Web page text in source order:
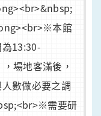
本館
13:30-
場地客滿後，
數做必要之調
需要研